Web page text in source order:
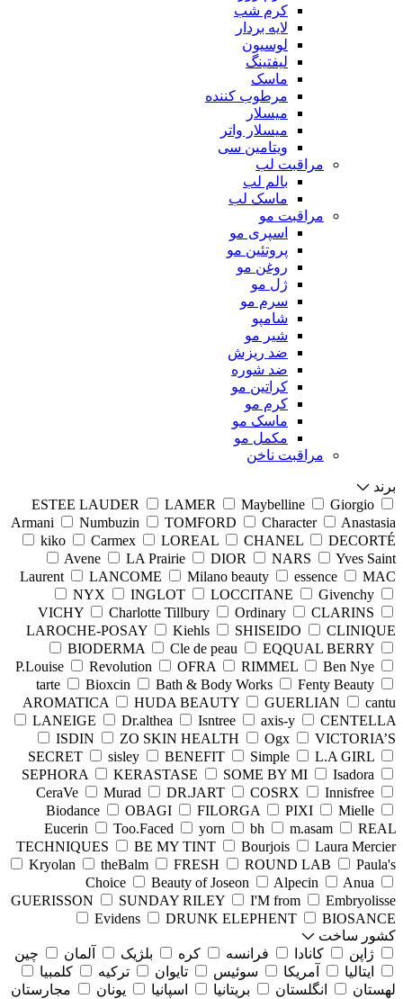
کرم شب
لایه بردار
لوسیون
لیفتینگ
ماسک
مرطوب کننده
میسلار
میسلار واتر
ویتامین سی
مراقبت لب
بالم لب
ماسک لب
مراقبت مو
اسپری مو
پروتئین مو
روغن مو
ژل مو
سرم مو
شامپو
شیر مو
ضد ریزش
ضد شوره
کراتین مو
کرم مو
ماسک مو
مکمل مو
مراقبت ناخن
برند
ESTEE LAUDER
LAMER Maybelline
Giorgio
Armani
Numbuzin TOMFORD Character
Anastasia
kiko
Carmex LOREAL CHANEL
DECORTÉ
Avene
LA Prairie DIOR NARS
Yves Saint
Laurent
LANCOME Milano beauty essence
MAC
NYX
INGLOT LOCCITANE
Givenchy
VICHY
Charlotte Tillbury Ordinary
CLARINS
LAROCHE-POSAY
Kiehls SHISEIDO
CLINIQUE
BIODERMA
Cle de peau
EQQUAL BERRY
P.Louise
Revolution OFRA RIMMEL
Ben Nye
tarte
Bioxcin Bath & Body Works
Fenty Beauty
AROMATICA
HUDA BEAUTY GUERLIAN
cantu
LANEIGE
Dr.althea Isntree axis-y
CENTELLA
ISDIN
ZO SKIN HEALTH Ogx
VICTORIA’S
SECRET
sisley BENEFIT Simple
L.A GIRL
SEPHORA
KERASTASE SOME BY MI
Isadora
CeraVe
Murad DR.JART COSRX
Innisfree
Biodance
OBAGI FILORGA PIXI
Mielle
Eucerin
Too.Faced yorn bh m.asam
REAL
TECHNIQUES
BE MY TINT Bourjois
Laura Mercier
Kryolan
theBalm FRESH ROUND LAB
Paula's
Choice
Beauty of Joseon Alpecin
Anua
GUERISSON
SUNDAY RILEY I'M from
Embryolisse
Evidens
DRUNK ELEPHENT
BIOSANCE
کشور ساخت
ژاپن
کانادا فرانسه کره بلژیک آلمان
چین
ایتالیا
آمریکا سوئیس تایوان ترکیه
کلمبیا
لهستان
انگلستان بریتانیا اسپانیا یونان
مجارستان